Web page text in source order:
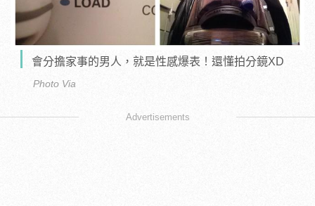
會分擔家事的男人，就是性感爆表！還懂拍分鏡XD
Photo Via
Advertisements